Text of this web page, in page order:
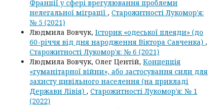
Франції у сфері врегулювання проблеми
нелегальної міграції , Старожитності Лукомор'я:
№ 5 (2021)
Людмила Вовчук, Історик «одеської плеяди» (до
60-річчя від дня народження Віктора Савченка) ,
Старожитності Лукомор'я: № 6 (2021)
Людмила Вовчук, Олег Центій, Концепція
«гуманітарної війни», або застосування сили для
захисту цивільного населення (на прикладі
Держави Лівія) , Старожитності Лукомор'я: № 1
(2022)